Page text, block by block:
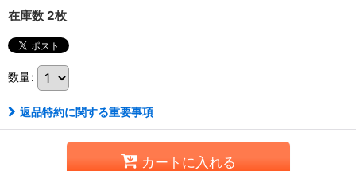
在庫数 2枚
数量:
返品特約に関する重要事項
カートに入れる